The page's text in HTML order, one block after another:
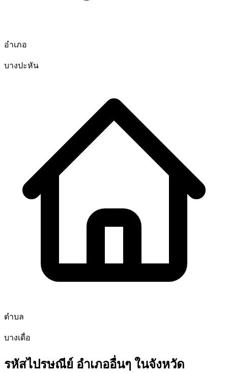
อำเภอ
บางปะหัน
ตำบล
บางเดื่อ
รหัสไปรษณีย์ อำเภออื่นๆ ในจังหวัด